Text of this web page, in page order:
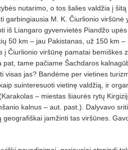
nutarimo, o tos šalies valdžia į
garbingiausia M. K. Čiurlionio viršūnė
iš Liangaro gyvenvietės Piandžo
50 km – jau Pakistanas, už 150 km
į Čiurlionio viršūnę pamatai bemiškes
pat, tame pačiame Šachdaros
visas jas? Bandėme per vietines
suinteresuoti vietinę valdžią, ir
– miestas šiaurės rytų
kalnus – aut. past.). Dalyvavo
geografiškai įamžinti tas viršūnes.